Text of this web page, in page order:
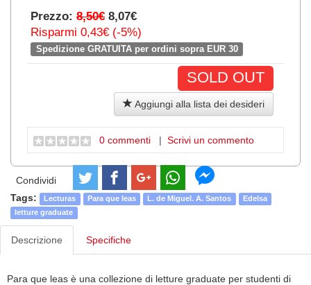
Prezzo: 8,50€ 8,07€
Risparmi 0,43€ (-5%)
Spedizione GRATUITA per ordini sopra EUR 30
SOLD OUT
Aggiungi alla lista dei desideri
0 commenti | Scrivi un commento
Condividi
Tags:
Lecturas Para que leas L. de Miguel. A. Santos
Edelsa
letture graduate
Descrizione Specifiche
Para que leas è una collezione di letture graduate per studenti di